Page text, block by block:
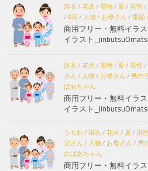
浴衣/ 花火 / 着物/ 夏 / 男性 /
/ 8月 / 人物/ お母さん / 季節/
商用フリー・無料イラ
イラスト
浴衣/ 花火 / 着物/ 夏 / 男性 /
さん / 人物/ お母さん / 男の
ばあちゃん
商用フリー・無料イラ
イラスト
うちわ/ 浴衣/ 花火 / 夏 / 男性
父さん / 人物/ お母さん / 男
おばあちゃん
商用フリー・無料イラ